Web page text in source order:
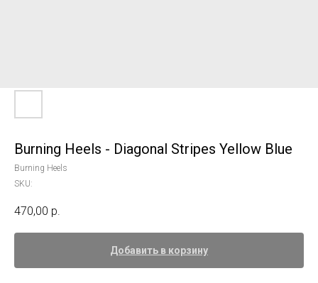
Burning Heels - Diagonal Stripes Yellow Blue
Burning Heels
SKU:
470,00 р.
Добавить в корзину